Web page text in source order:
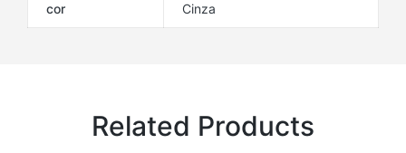
cor Cinza
Related Products